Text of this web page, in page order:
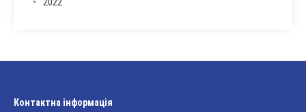
Контактна інформація